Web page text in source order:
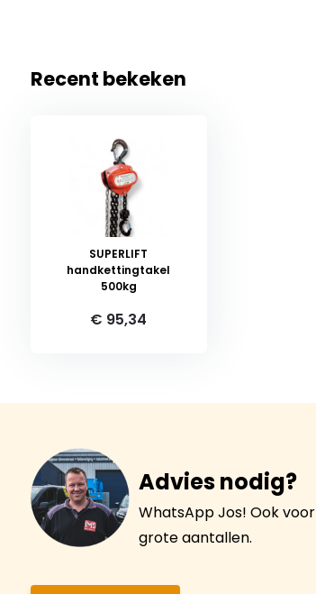
Recent bekeken
SUPERLIFT
handkettingtakel
500kg
€ 95,34
Advies nodig?
WhatsApp Jos! Ook voor
grote aantallen.